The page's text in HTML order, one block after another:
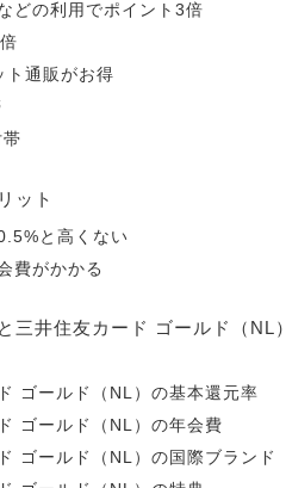
どの利用でポイント3倍
ト通販がお得
ット
と高くない
費がかかる
三井住友カード ゴールド（NL）
ゴールド（NL）の基本還元率
ゴールド（NL）の年会費
ゴールド（NL）の国際ブランド